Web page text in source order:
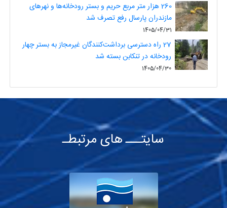
260 هزار متر مربع حریم و بستر رودخانه‌ها و نهرهای
مازندران پارسال رفع تصرف شد
1405/04/31
27 راه دسترسی برداشت‌کنندگان غیرمجاز به بستر چهار
رودخانه در تنکابن بسته شد
1405/04/30
سایتـــ های مرتبطـ